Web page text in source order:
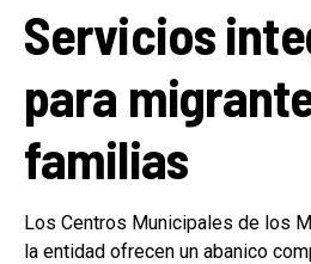
Servicios
para
familias
Los Centros Municipales de los
la entidad ofrecen un abanico